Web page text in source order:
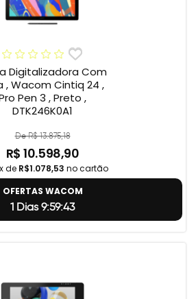
Digitalizadora Com
, Wacom Cintiq 24 ,
Pen 3 , Preto ,
DTK246K0A1
De R$ 13.875,18
R$ 10.598,90
de R$1.078,53 no cartão
OFERTAS WACOM
1 Dias 9:59:42